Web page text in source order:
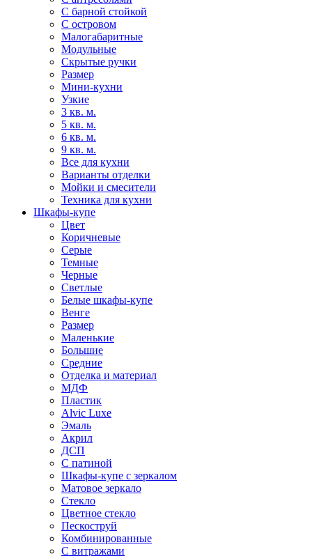
С барной стойкой
С островом
Малогабаритные
Модульные
Скрытые ручки
Размер
Мини-кухни
Узкие
3 кв. м.
5 кв. м.
6 кв. м.
9 кв. м.
Все для кухни
Варианты отделки
Мойки и смесители
Техника для кухни
Шкафы-купе
Цвет
Коричневые
Серые
Темные
Черные
Светлые
Белые шкафы-купе
Венге
Размер
Маленькие
Большие
Средние
Отделка и материал
МДФ
Пластик
Alvic Luxe
Эмаль
Акрил
ДСП
С патиной
Шкафы-купе с зеркалом
Матовое зеркало
Стекло
Цветное стекло
Пескоструй
Комбинированные
С витражами